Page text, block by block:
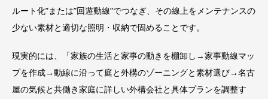
ルート化”または”回遊動線”でつなぎ、その線上をメンテナンスの
少ない素材と適切な照明・収納で固めることです。
現実的には、「家族の生活と家事の動きを棚卸し→家事動線マッ
プを作成→動線に沿って庭と外構のゾーニングと素材選び→名古
屋の気候と共働き家庭に詳しい外構会社と具体プランを調整す